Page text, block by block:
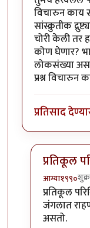
विचारुन काय
सांस्क्रुतीक
चोरी केली तर
कोण घेणार?
लोकसंख्या
प्रश्न विचारुन
प्रतिसाद
प्रतिकूल
आग्या१९९०
In reply to
प्रतिकूल
जंगलात
असतो.